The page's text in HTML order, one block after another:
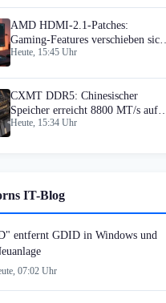
AMD HDMI-2.1-Patches:
Gaming-Features verschieben sich
auf Linux 7.4
Heute, 15:45 Uhr
CXMT DDR5: Chinesischer
Speicher erreicht 8800 MT/s auf
AM5
Heute, 15:34 Uhr
IT-Blog
entfernt GDID in Windows und
07:02 Uhr